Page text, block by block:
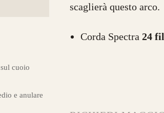
cuoio
e anulare
scaglierà questo arco.
Corda Spectra 24